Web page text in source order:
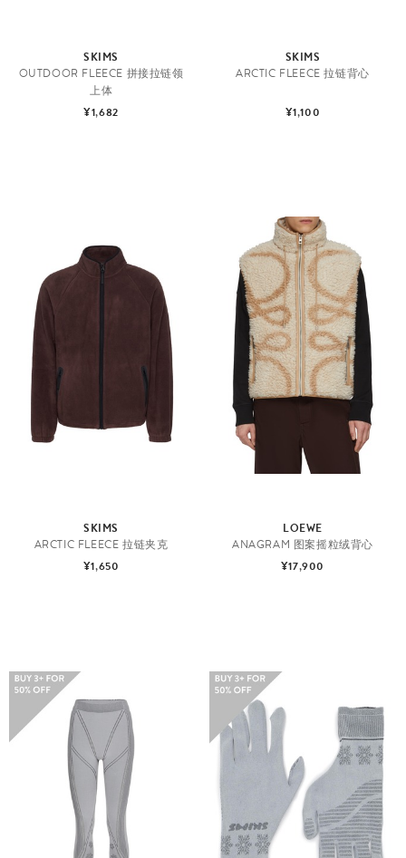
SKIMS
OUTDOOR FLEECE 拼接拉链领
上体
¥1,682
SKIMS
ARCTIC FLEECE 拉链背心
¥1,100
SKIMS
ARCTIC FLEECE 拉链夹克
¥1,650
LOEWE
ANAGRAM 图案摇粒绒背心
¥17,900